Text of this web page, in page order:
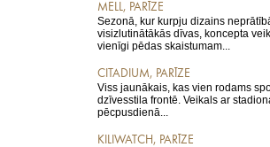
MELL, PARĪZE
Sezonā, kur kurpju dizains
visizlutinātākās dīvas, koncepta
vienīgi pēdas skaistumam...
CITADIUM, PARĪZE
Viss jaunākais, kas vien rodams
dzīvesstila frontē. Veikals ar
pēcpusdienā...
KILIWATCH, PARĪZE